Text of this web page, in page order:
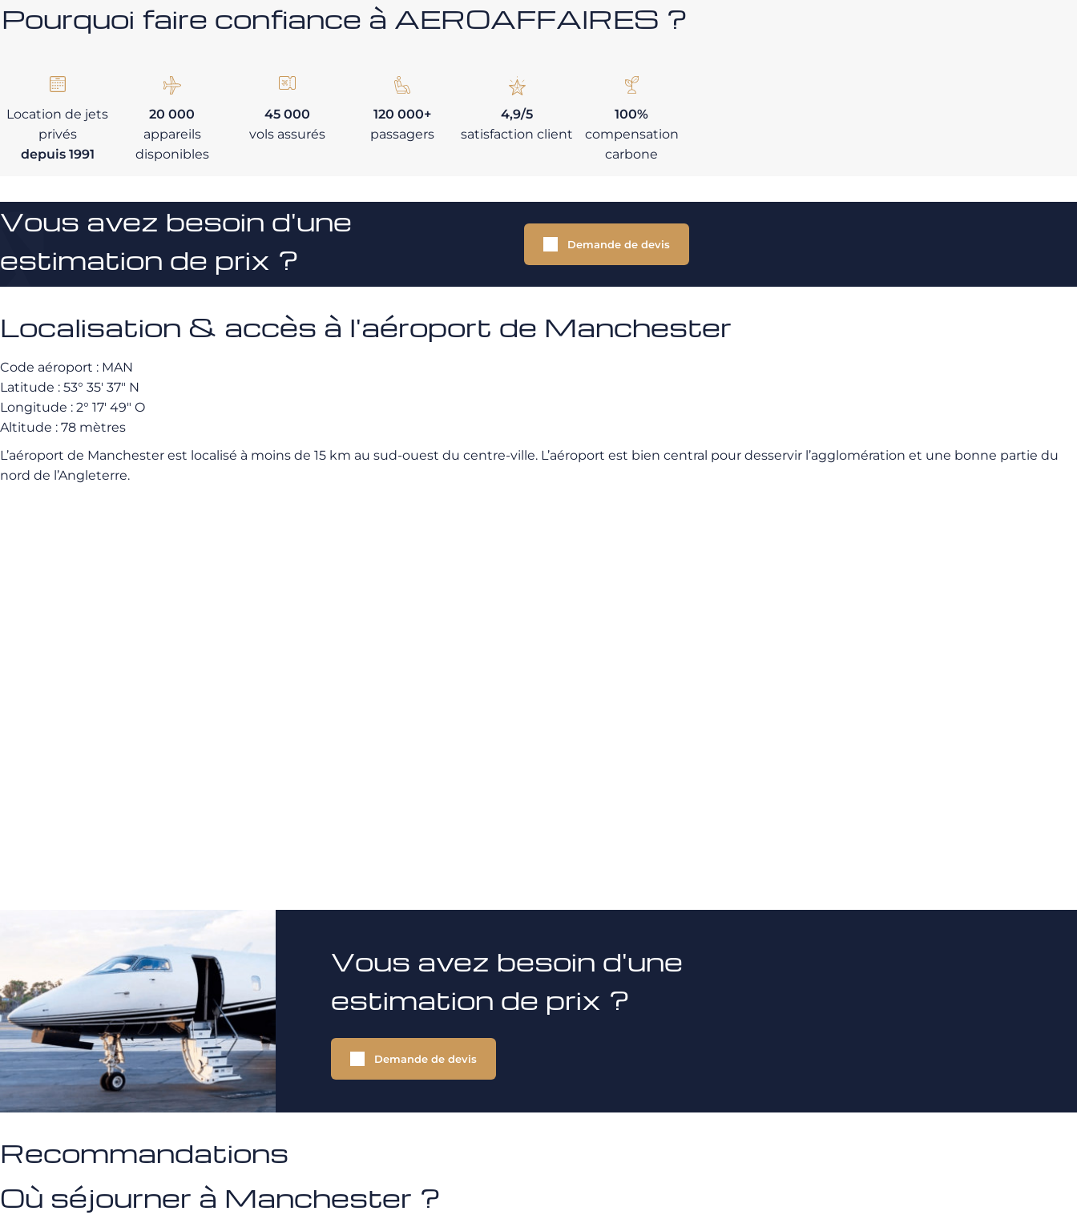
Pourquoi faire confiance à AEROAFFAIRES ?
Location de jets
privés
depuis 1991
20 000
appareils
disponibles
45 000
vols assurés
120 000+
passagers
4,9/5
satisfaction client
100%
compensation
carbone
Vous avez besoin d'une
estimation de prix ?
Demande de devis
Localisation & accès à l'aéroport de Manchester
Code aéroport : MAN
Latitude : 53° 35′ 37″ N
Longitude : 2° 17′ 49″ O
Altitude : 78 mètres
L’aéroport de Manchester est localisé à moins de 15 km au sud-ouest du centre-ville. L’aéroport est bien central pour desservir l’agglomération et une bonne partie du
nord de l’Angleterre.
Vous avez besoin d'une
estimation de prix ?
Demande de devis
Recommandations
Où séjourner à Manchester ?